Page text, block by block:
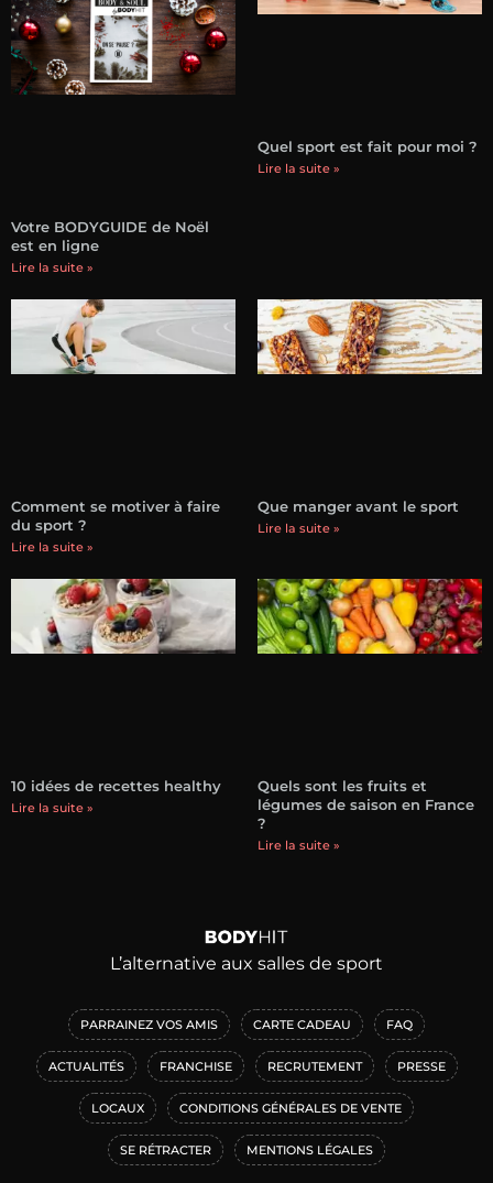
Votre BODYGUIDE de Noël
est en ligne
Lire la suite »
Quel sport est fait pour moi ?
Lire la suite »
Comment se motiver à faire
du sport ?
Lire la suite »
Que manger avant le sport
Lire la suite »
10 idées de recettes healthy
Lire la suite »
Quels sont les fruits et
légumes de saison en France
?
Lire la suite »
L’alternative aux salles de sport
PARRAINEZ VOS AMIS CARTE CADEAU FAQ
ACTUALITÉS FRANCHISE RECRUTEMENT PRESSE
LOCAUX CONDITIONS GÉNÉRALES DE VENTE
SE RÉTRACTER MENTIONS LÉGALES